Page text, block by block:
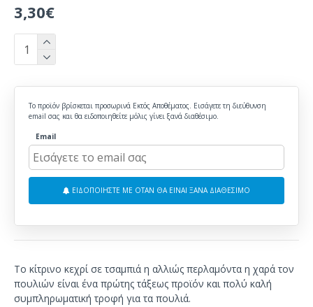
3,30€
Το προϊόν βρίσκεται προσωρινά Εκτός Αποθέματος. Εισάγετε τη διεύθυνση
email σας και θα ειδοποιηθείτε μόλις γίνει ξανά διαθέσιμο.
Email
ΕΙΔΟΠΟΙΗΣΤΕ ΜΕ ΟΤΑΝ ΘΑ ΕΙΝΑΙ ΞΑΝΑ ΔΙΑΘΕΣΙΜΟ
Το κίτρινο κεχρί σε τσαμπιά η αλλιώς περλαμόντα η χαρά τον
πουλιών είναι ένα πρώτης τάξεως προϊόν καιπολύ καλή
συμπληρωματική τροφή για τα πουλιά.